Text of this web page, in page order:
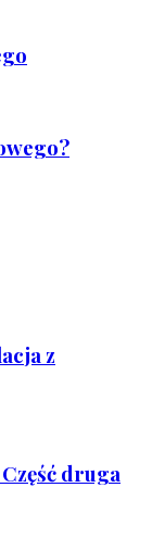
z
druga